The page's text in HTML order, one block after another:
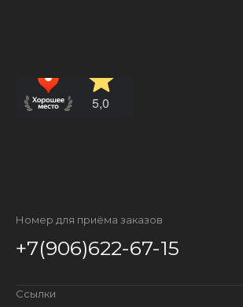
Номер для приёма заказов
+7(906)622-67-15
Ссылки